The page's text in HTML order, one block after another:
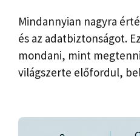
Mindannyian nagyra
és az adatbiztonságot.
mondani, mint
világszerte előfordul,